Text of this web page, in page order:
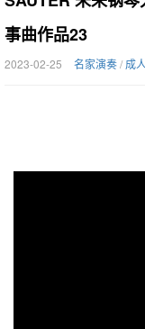
事曲作品23
2023-02-25 名家演奏/ 成